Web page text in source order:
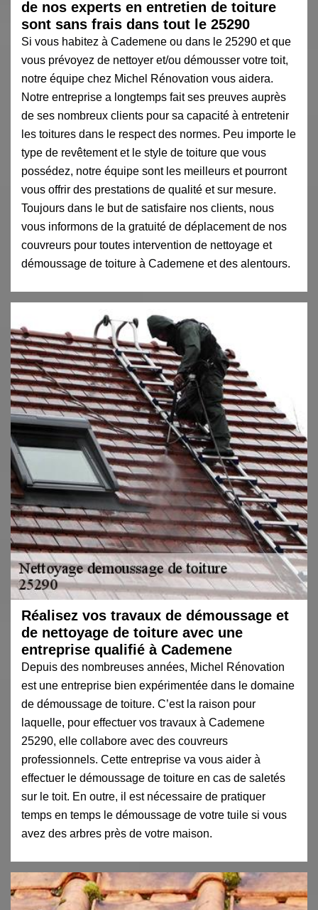
de nos experts en entretien de toiture
sont sans frais dans tout le 25290
Si vous habitez à Cademene ou dans le 25290 et que
vous prévoyez de nettoyer et/ou démousser votre toit,
notre équipe chez Michel Rénovation vous aidera.
Notre entreprise a longtemps fait ses preuves auprès
de ses nombreux clients pour sa capacité à entretenir
les toitures dans le respect des normes. Peu importe le
type de revêtement et le style de toiture que vous
possédez, notre équipe sont les meilleurs et pourront
vous offrir des prestations de qualité et sur mesure.
Toujours dans le but de satisfaire nos clients, nous
vous informons de la gratuité de déplacement de nos
couvreurs pour toutes intervention de nettoyage et
démoussage de toiture à Cademene et des alentours.
Réalisez vos travaux de démoussage et
de nettoyage de toiture avec une
entreprise qualifié à Cademene
Depuis des nombreuses années, Michel Rénovation
est une entreprise bien expérimentée dans le domaine
de démoussage de toiture. C’est la raison pour
laquelle, pour effectuer vos travaux à Cademene
25290, elle collabore avec des couvreurs
professionnels. Cette entreprise va vous aider à
effectuer le démoussage de toiture en cas de saletés
sur le toit. En outre, il est nécessaire de pratiquer
temps en temps le démoussage de votre tuile si vous
avez des arbres près de votre maison.